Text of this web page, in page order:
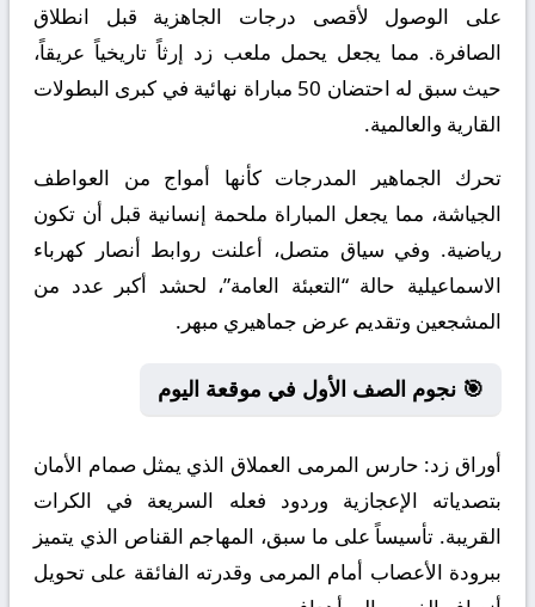
على الوصول لأقصى درجات الجاهزية قبل انطلاق
الصافرة. مما يجعل يحمل ملعب زد إرثاً تاريخياً عريقاً،
حيث سبق له احتضان 50 مباراة نهائية في كبرى البطولات
القارية والعالمية.
تحرك الجماهير المدرجات كأنها أمواج من العواطف
الجياشة، مما يجعل المباراة ملحمة إنسانية قبل أن تكون
رياضية. وفي سياق متصل، أعلنت روابط أنصار كهرباء
الاسماعيلية حالة “التعبئة العامة”، لحشد أكبر عدد من
المشجعين وتقديم عرض جماهيري مبهر.
🎯 نجوم الصف الأول في موقعة اليوم
أوراق زد: حارس المرمى العملاق الذي يمثل صمام الأمان
بتصدياته الإعجازية وردود فعله السريعة في الكرات
القريبة. تأسيساً على ما سبق، المهاجم القناص الذي يتميز
ببرودة الأعصاب أمام المرمى وقدرته الفائقة على تحويل